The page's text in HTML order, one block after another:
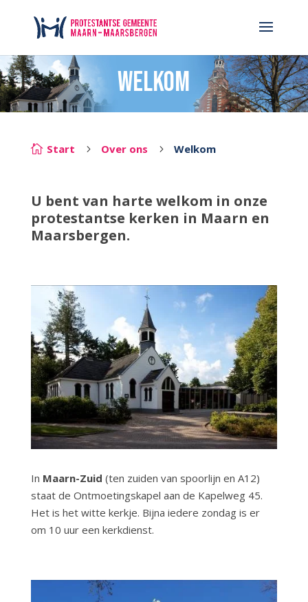
Welkom
 Start 5 Over ons 5 Welkom
U bent van harte welkom in onze
protestantse kerken in Maarn en
Maarsbergen.
In Maarn-Zuid (ten zuiden van spoorlijn en A12)
staat de Ontmoetingskapel aan de Kapelweg 45.
Het is het witte kerkje. Bijna iedere zondag is er
om 10 uur een kerkdienst.